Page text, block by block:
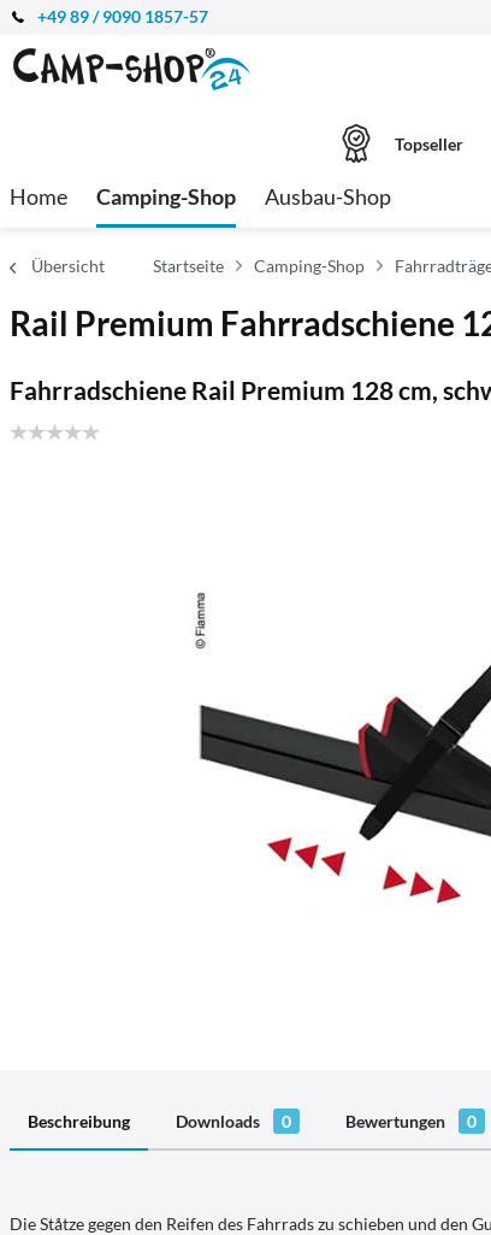
+49 89 / 9090 1857-57
Topseller
Home Camping-Shop Ausbau-Shop
Übersicht Startseite Camping-Shop
Rail Premium Fahrradschiene
Fahrradschiene Rail Premium 128 cm,
Beschreibung Downloads 0 Bewertungen 0
Die Ståtze gegen den Reifen des Fahrrads zu schieben und